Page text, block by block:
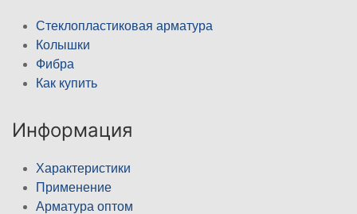
Стеклопластиковая арматура
Колышки
Фибра
Как купить
Информация
Характеристики
Применение
Арматура оптом